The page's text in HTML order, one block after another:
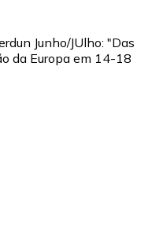
Junho/JUlho: "Das
da Europa em 14-18